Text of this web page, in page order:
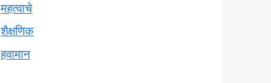
महत्वाचे
शैक्षणिक
हवामान